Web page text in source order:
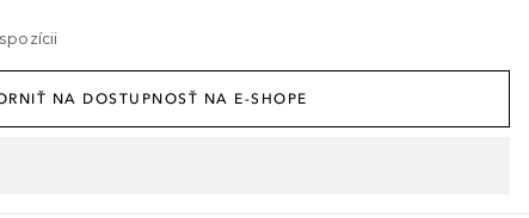
NA DOSTUPNOSŤ NA E-SHOPE